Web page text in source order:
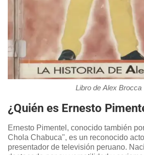
Libro de Alex Brocca
¿Quién es Ernesto
Ernesto Pimentel, conocido también
Chola Chabuca", es un reconocido
presentador de televisión peruano.